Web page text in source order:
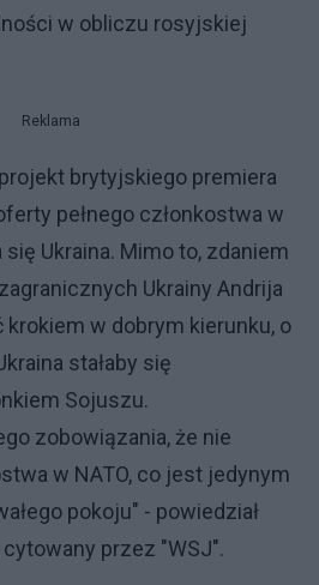
w obliczu rosyjskiej
Reklama
brytyjskiego premiera
pełnego członkostwa w
się Ukraina. Mimo to, zdaniem
Ukrainy Andrija
krokiem w dobrym kierunku, o
stałaby się
Sojuszu.
zobowiązania, że nie
w NATO, co jest jedynym
pokoju" - powiedział
przez "WSJ".